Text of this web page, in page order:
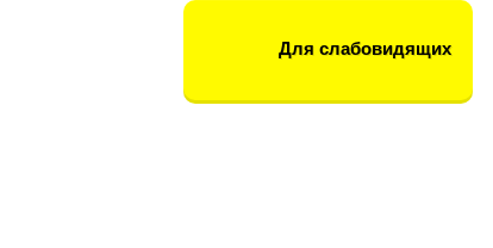
Для слабовидящих